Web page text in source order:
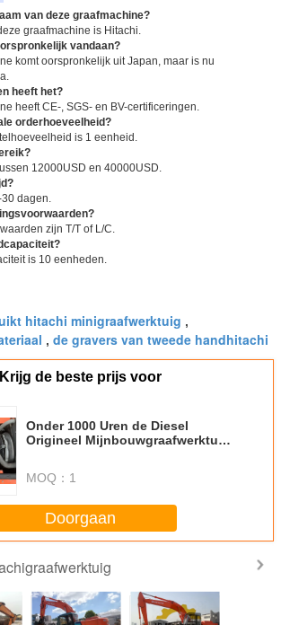
van deze graafmachine?
graafmachine is Hitachi.
vandaan?
komt oorspronkelijk uit Japan, maar is nu
heeft het?
heeft CE-, SGS- en BV-certificeringen.
orderhoeveelheid?
is 1 eenheid.
12000USD en 40000USD.
dagen.
zijn T/T of L/C.
is 10 eenheden.
hitachi minigraafwerktuig ,
, de gravers van tweede handhitachi
Krijg de beste prijs voor
Onder 1000 Uren de Diesel
Origineel Mijnbouwgraafwerktuig
MOQ： 1
Doorgaan